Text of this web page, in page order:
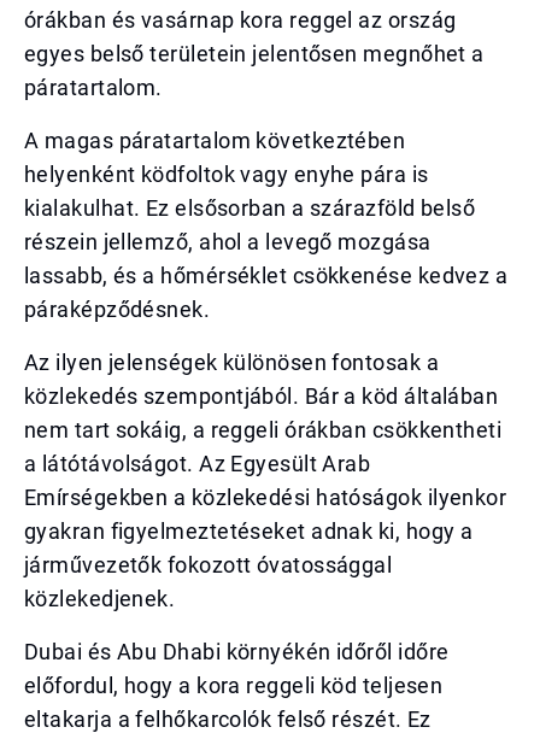
órákban és vasárnap kora reggel az ország
egyes belső területein jelentősen megnőhet a
páratartalom.
A magas páratartalom következtében
helyenként ködfoltok vagy enyhe pára is
kialakulhat. Ez elsősorban a szárazföld belső
részein jellemző, ahol a levegő mozgása
lassabb, és a hőmérséklet csökkenése kedvez a
páraképződésnek.
Az ilyen jelenségek különösen fontosak a
közlekedés szempontjából. Bár a köd általában
nem tart sokáig, a reggeli órákban csökkentheti
a látótávolságot. Az Egyesült Arab
Emírségekben a közlekedési hatóságok ilyenkor
gyakran figyelmeztetéseket adnak ki, hogy a
járművezetők fokozott óvatossággal
közlekedjenek.
Dubai és Abu Dhabi környékén időről időre
előfordul, hogy a kora reggeli köd teljesen
eltakarja a felhőkarcolók felső részét. Ez